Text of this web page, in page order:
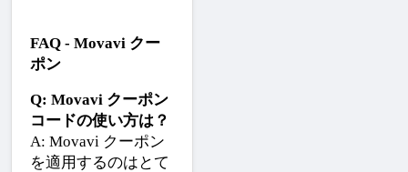
FAQ - Movavi クー
ポン
Q: Movavi クーポン
コードの使い方は？
A: Movavi クーポン
を適用するのはとて